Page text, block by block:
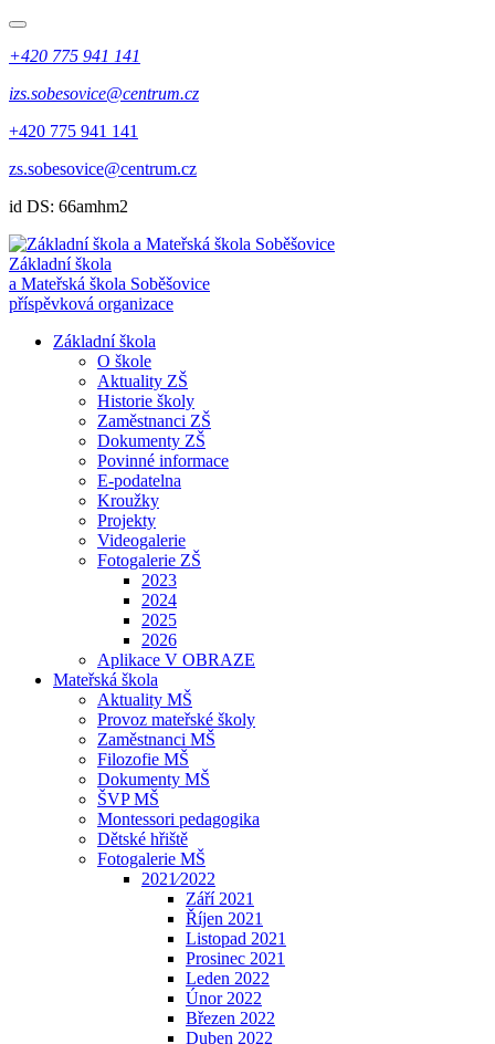
+420 775 941 141
izs.sobesovice@centrum.cz
+420 775 941 141
zs.sobesovice@centrum.cz
id DS: 66amhm2
Základní škola
a Mateřská škola Soběšovice
příspěvková organizace
Základní škola
O škole
Aktuality ZŠ
Historie školy
Zaměstnanci ZŠ
Dokumenty ZŠ
Povinné informace
E-podatelna
Kroužky
Projekty
Videogalerie
Fotogalerie ZŠ
2023
2024
2025
2026
Aplikace V OBRAZE
Mateřská škola
Aktuality MŠ
Provoz mateřské školy
Zaměstnanci MŠ
Filozofie MŠ
Dokumenty MŠ
ŠVP MŠ
Montessori pedagogika
Dětské hřiště
Fotogalerie MŠ
2021⁄2022
Září 2021
Říjen 2021
Listopad 2021
Prosinec 2021
Leden 2022
Únor 2022
Březen 2022
Duben 2022